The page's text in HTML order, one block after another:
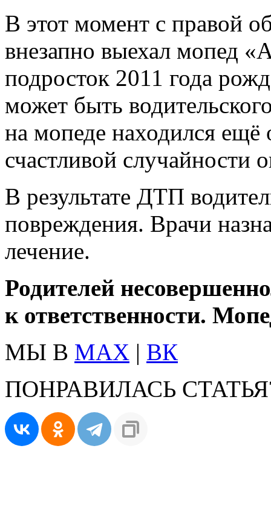
В этот момент с правой
внезапно выехал мопед
подросток 2011 года
может быть
на мопеде находился ещё
счастливой случайности
В результате ДТП
повреждения. Врачи
лечение.
Родителей
к ответственности.
МЫ В MAX | ВК
ПОНРАВИЛАСЬ